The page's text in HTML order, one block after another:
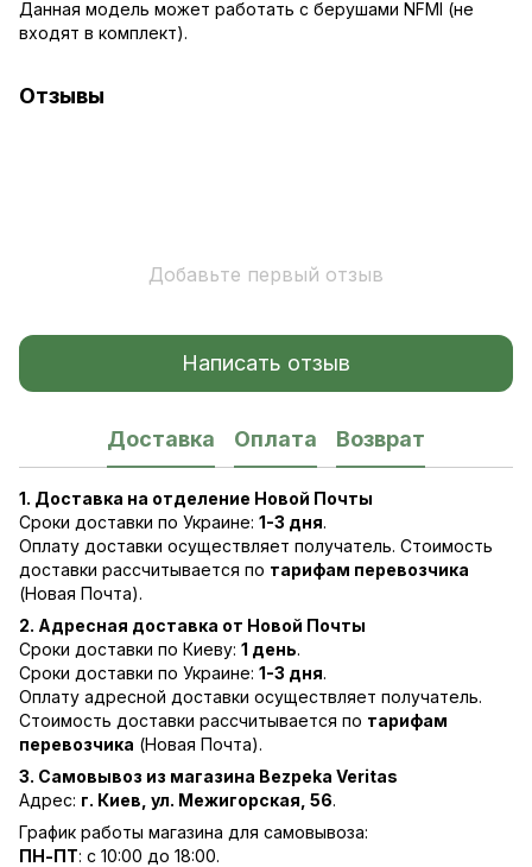
Данная модель может работать с берушами NFMI (не
входят в комплект).
Отзывы
Добавьте первый отзыв
Написать отзыв
Доставка Оплата Возврат
1. Доставка на отделение Новой Почты
Сроки доставки по Украине: 1-3 дня.
Оплату доставки осуществляет получатель. Стоимость
доставки рассчитывается по тарифам перевозчика
(Новая Почта).
2. Адресная доставка от Новой Почты
Сроки доставки по Киеву: 1 день.
Сроки доставки по Украине: 1-3 дня.
Оплату адресной доставки осуществляет получатель.
Стоимость доставки рассчитывается по тарифам
перевозчика (Новая Почта).
3. Самовывоз из магазина Bezpeka Veritas
Адрес: г. Киев, ул. Межигорская, 56.
График работы магазина для самовывоза:
ПН-ПТ: с 10:00 до 18:00.